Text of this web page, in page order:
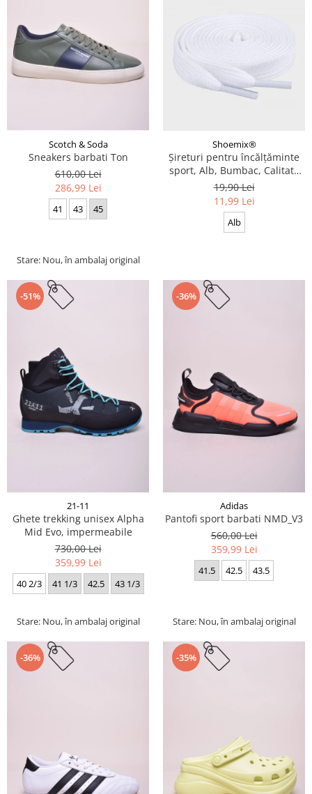
Scotch & Soda
Sneakers barbati Ton
610,00 Lei
286,99 Lei
41 43 45
Stare: Nou, în ambalaj original
Shoemix®
Șireturi pentru încălțăminte
sport, Alb, Bumbac, Calitate
premium, 100 cm x 0.8 cm
19,90 Lei
11,99 Lei
Alb
-51%
21-11
Ghete trekking unisex Alpha
Mid Evo, impermeabile
730,00 Lei
359,99 Lei
40 2/3 41 1/3 42.5 43 1/3
Stare: Nou, în ambalaj original
-36%
Adidas
Pantofi sport barbati NMD_V3
560,00 Lei
359,99 Lei
41.5 42.5 43.5
Stare: Nou, în ambalaj original
-36% -35%